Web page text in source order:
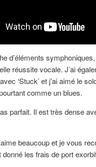
d’éléments
réussite vocale. J’ai
‘Stuck’ et j’ai aimé le
comme un blues.
parfait. Il est très dense
beaucoup et je vous
donné les frais de port